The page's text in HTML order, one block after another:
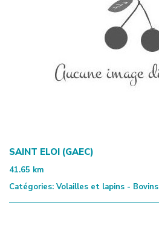
SAINT ELOI (GAEC)
41.65 km
Catégories: Volailles et lapins - Bovins